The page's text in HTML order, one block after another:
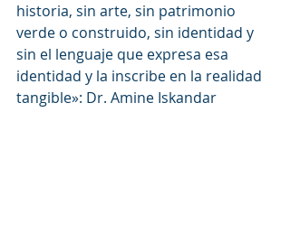
historia, sin arte, sin patrimonio
verde o construido, sin identidad y
sin el lenguaje que expresa esa
identidad y la inscribe en la realidad
tangible»: Dr. Amine Iskandar